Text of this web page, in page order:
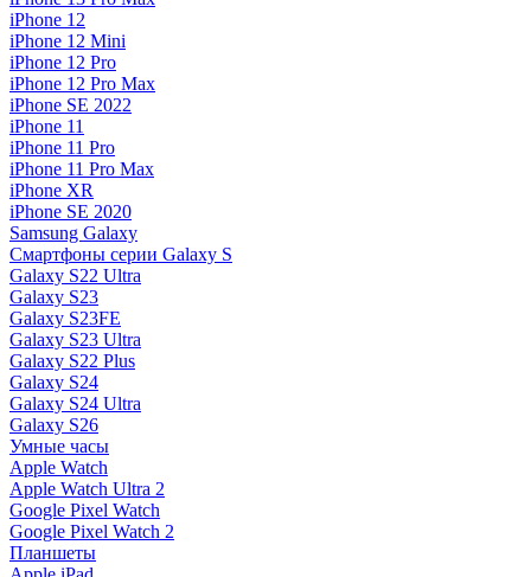
iPhone 12
iPhone 12 Mini
iPhone 12 Pro
iPhone 12 Pro Max
iPhone SE 2022
iPhone 11
iPhone 11 Pro
iPhone 11 Pro Max
iPhone XR
iPhone SE 2020
Samsung Galaxy
Смартфоны серии Galaxy S
Galaxy S22 Ultra
Galaxy S23
Galaxy S23FE
Galaxy S23 Ultra
Galaxy S22 Plus
Galaxy S24
Galaxy S24 Ultra
Galaxy S26
Умные часы
Apple Watch
Apple Watch Ultra 2
Google Pixel Watch
Google Pixel Watch 2
Планшеты